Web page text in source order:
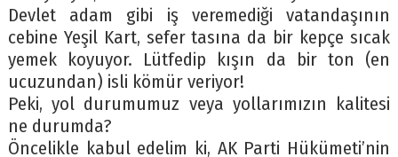
Devlet adam gibi iş veremediği vatandaşının
cebine Yeşil Kart, sefer tasına da bir kepçe sıcak
yemek koyuyor. Lütfedip kışın da bir ton (en
ucuzundan) isli kömür veriyor!
Peki, yol durumumuz veya yollarımızın kalitesi
ne durumda?
Öncelikle kabul edelim ki, AK Parti Hükümeti’nin